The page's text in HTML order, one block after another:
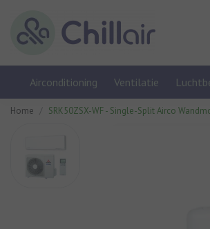
Airconditioning Ventilatie
Home SRK50ZSX-WF - Single-Split Airco